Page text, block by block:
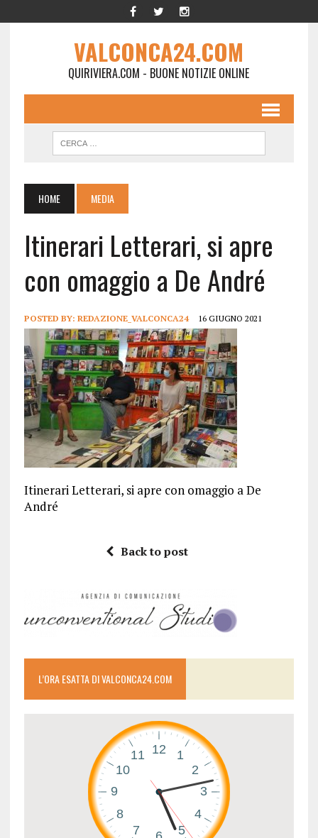
VALCONCA24.COM
QUIRIVIERA.COM - BUONE NOTIZIE ONLINE
HOME MEDIA
Itinerari Letterari, si apre
con omaggio a De André
POSTED BY: REDAZIONE_VALCONCA24 16 GIUGNO 2021
Itinerari Letterari, si apre con omaggio a De
André
Back to post
L’ORA ESATTA DI VALCONCA24.COM